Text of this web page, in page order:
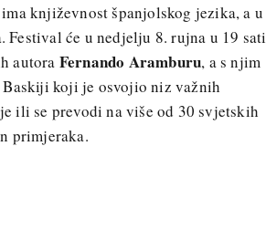
književnost španjolskog jezika, a u
Festival će u nedjelju 8. rujna u 19 sati
autora Fernando Aramburu, a s njim
Baskiji koji je osvojio niz važnih
ili se prevodi na više od 30 svjetskih
primjeraka.